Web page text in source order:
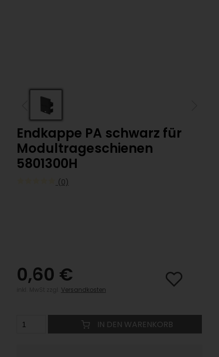
Endkappe PA schwarz für
Modultrageschienen
5801300H
(0)
0,60 €
Versandkosten
IN DEN WARENKORB